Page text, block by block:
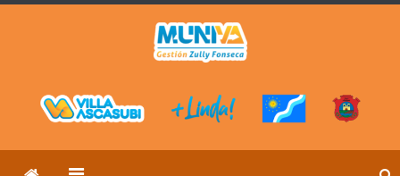
Ascasubi